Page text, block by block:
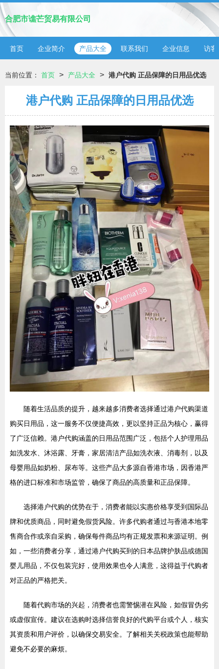
合肥市谯芒贸易有限公司
首页 企业简介 产品大全 联系我们 企业信息 访客
当前位置： 首页 > 产品大全 > 港户代购 正品保障的日用品优选
港户代购 正品保障的日用品优选
随着生活品质的提升，越来越多消费者选择通过港户代购渠道
购买日用品，这一服务不仅便捷高效，更以坚持正品为核心，赢得
了广泛信赖。港户代购涵盖的日用品范围广泛，包括个人护理用品
如洗发水、沐浴露、牙膏，家居清洁产品如洗衣液、消毒剂，以及
母婴用品如奶粉、尿布等。这些产品大多源自香港市场，因香港严
格的进口标准和市场监管，确保了商品的高质量和正品保障。
选择港户代购的优势在于，消费者能以实惠价格享受到国际品
牌和优质商品，同时避免假货风险。许多代购者通过与香港本地零
售商合作或亲自采购，确保每件商品均有正规发票和来源证明。例
如，一些消费者分享，通过港户代购买到的日本品牌护肤品或德国
婴儿用品，不仅包装完好，使用效果也令人满意，这得益于代购者
对正品的严格把关。
随着代购市场的兴起，消费者也需警惕潜在风险，如假冒伪劣
或虚假宣传。建议在选购时选择信誉良好的代购平台或个人，核实
其资质和用户评价，以确保交易安全。了解相关关税政策也能帮助
避免不必要的麻烦。